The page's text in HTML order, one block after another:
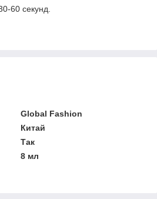
60 секунд.
Global Fashion
Китай
Так
8 мл